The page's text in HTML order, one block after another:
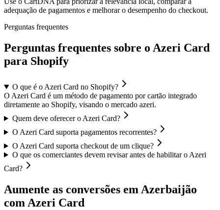
adequação de pagamentos e melhorar o desempenho do checkout.
Perguntas frequentes
Perguntas frequentes sobre o Azeri Card
para Shopify
O que é o Azeri Card no Shopify?
O Azeri Card é um método de pagamento por cartão integrado
diretamente ao Shopify, visando o mercado azeri.
Quem deve oferecer o Azeri Card?
O Azeri Card suporta pagamentos recorrentes?
O Azeri Card suporta checkout de um clique?
O que os comerciantes devem revisar antes de habilitar o Azeri
Card?
Aumente as conversões em Azerbaijão
com Azeri Card